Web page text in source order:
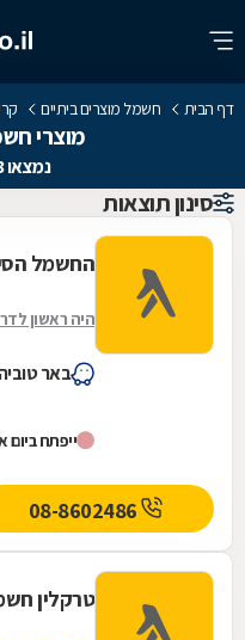
דף הבית חשמל מוצרים ביתיים
מוצרי
נמצאו 3 מוצרי חשמל
סינון תוצאות
החשמל
היה ראשון
באר טוביה
ייפתח ביום א'
08-8602486
טרקלין